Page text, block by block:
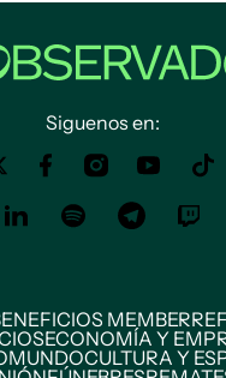
Siguenos en:
MEMBER
ECONOMÍA Y
MUNDOCULTURA Y